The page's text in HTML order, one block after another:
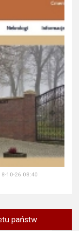
10-26 08:40
państw